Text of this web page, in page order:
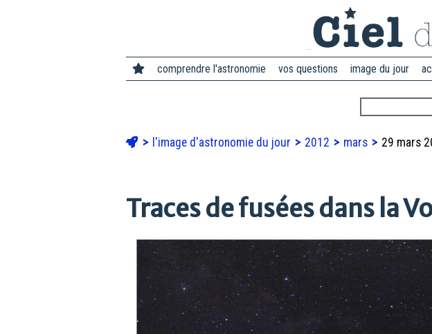
comprendre l'astronomie vos questions image du jour
l'image d'astronomie du jour 2012 mars 29 mars
Traces de fusées dans la